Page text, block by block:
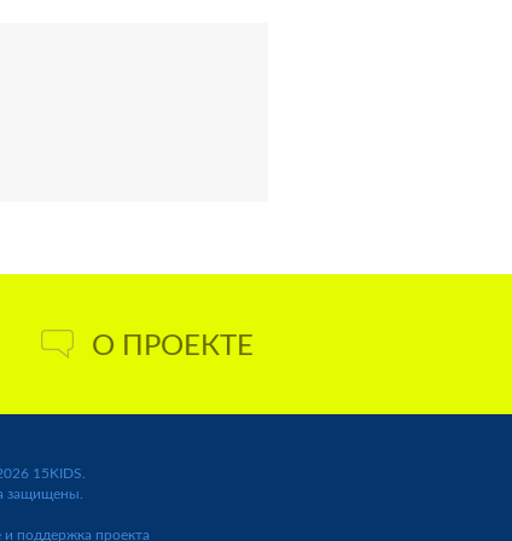
О ПРОЕКТЕ
15KIDS.
защищены.
и поддержка проекта